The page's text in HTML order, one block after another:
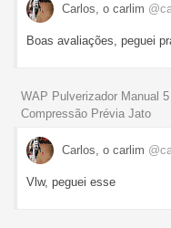
Carlos, o carlim
Boas avaliações, peguei
WAP Pulverizador Manual
Compressão Prévia Jato
Carlos, o carlim
Vlw, peguei esse